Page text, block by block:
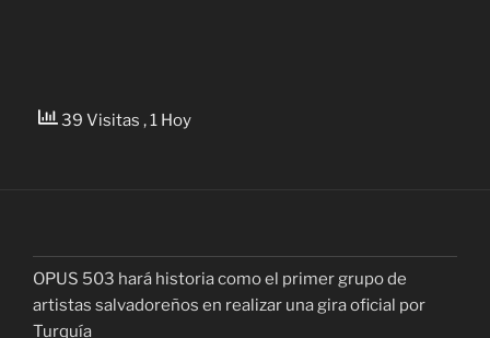
39 Visitas , 1 Hoy
OPUS 503 hará historia como el primer grupo de
artistas salvadoreños en realizar una gira oficial por
Turquía